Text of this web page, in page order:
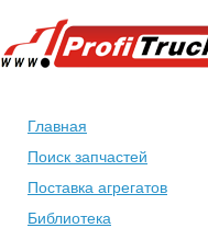
Главная
Поиск запчастей
Поставка агрегатов
Библиотека